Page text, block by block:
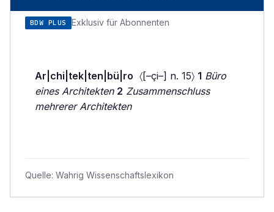
BDW PLUS Exklusiv für Abonnenten
Ar|chi|tek|ten|bü|ro 〈[–çi–] n. 15〉 1 Büro
eines Architekten 2 Zusammenschluss
mehrerer Architekten
Quelle: Wahrig Wissenschaftslexikon